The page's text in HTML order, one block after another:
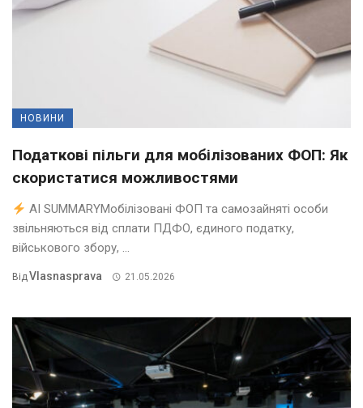
НОВИНИ
Податкові пільги для мобілізованих ФОП: Як
скористатися можливостями
AI SUMMARYМобілізовані ФОП та самозайняті особи
звільняються від сплати ПДФО, єдиного податку,
військового збору, ...
ВідVlasnasprava 21.05.2026